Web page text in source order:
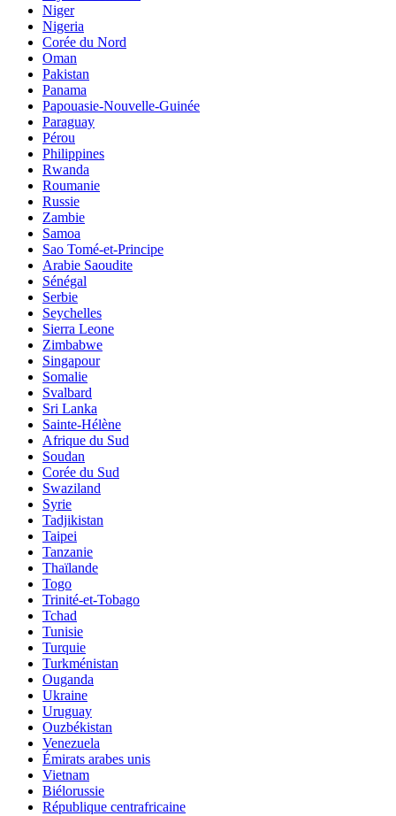
Niger
Nigeria
Corée du Nord
Oman
Pakistan
Panama
Papouasie-Nouvelle-Guinée
Paraguay
Pérou
Philippines
Rwanda
Roumanie
Russie
Zambie
Samoa
Sao Tomé-et-Principe
Arabie Saoudite
Sénégal
Serbie
Seychelles
Sierra Leone
Zimbabwe
Singapour
Somalie
Svalbard
Sri Lanka
Sainte-Hélène
Afrique du Sud
Soudan
Corée du Sud
Swaziland
Syrie
Tadjikistan
Taipei
Tanzanie
Thaïlande
Togo
Trinité-et-Tobago
Tchad
Tunisie
Turquie
Turkménistan
Ouganda
Ukraine
Uruguay
Ouzbékistan
Venezuela
Émirats arabes unis
Vietnam
Biélorussie
République centrafricaine